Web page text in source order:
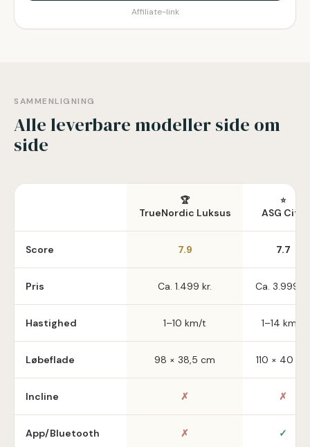
Affiliate-link
SAMMENLIGNING
Alle leverbare modeller side om
side
🏆
TrueNordic Luksus
⭐
ASG City
Score 7.9 7.7
Pris Ca. 1.499 kr. Ca. 3.999
Hastighed 1–10 km/t 1–14 km/t
Løbeflade 98 × 38,5 cm 110 × 40 cm
Incline ✗ ✗
App/Bluetooth ✗ ✓